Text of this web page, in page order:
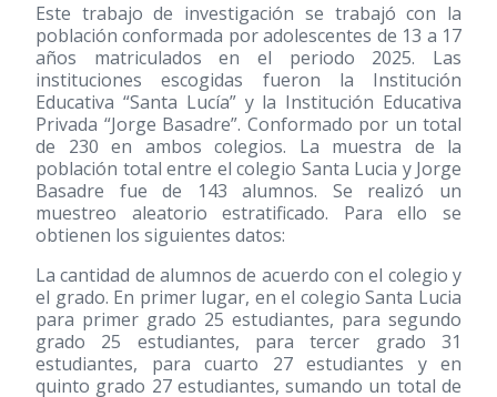
Este trabajo de investigación se trabajó con la
población conformada por adolescentes de 13 a 17
años matriculados en el periodo 2025. Las
instituciones escogidas fueron la Institución
Educativa “Santa Lucía” y la Institución Educativa
Privada “Jorge Basadre”. Conformado por un total
de 230 en ambos colegios. La muestra de la
población total entre el colegio Santa Lucia y Jorge
Basadre fue de 143 alumnos. Se realizó un
muestreo aleatorio estratificado. Para ello se
obtienen los siguientes datos:
La cantidad de alumnos de acuerdo con el colegio y
el grado. En primer lugar, en el colegio Santa Lucia
para primer grado 25 estudiantes, para segundo
grado 25 estudiantes, para tercer grado 31
estudiantes, para cuarto 27 estudiantes y en
quinto grado 27 estudiantes, sumando un total de